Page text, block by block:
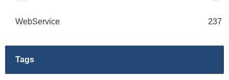
WebService 237
Tags